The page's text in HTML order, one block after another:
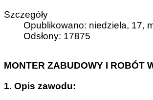
Szczegóły
Opublikowano: niedziela, 17,
Odsłony: 17875
MONTER ZABUDOWY I ROBÓT
1. Opis zawodu: